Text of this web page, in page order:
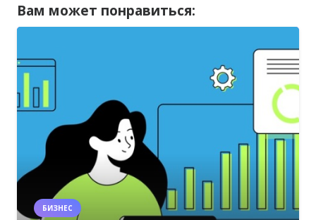
Вам может понравиться:
БИЗНЕС